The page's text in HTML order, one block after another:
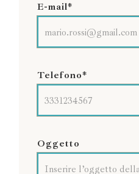
E-mail*
Telefono*
Oggetto